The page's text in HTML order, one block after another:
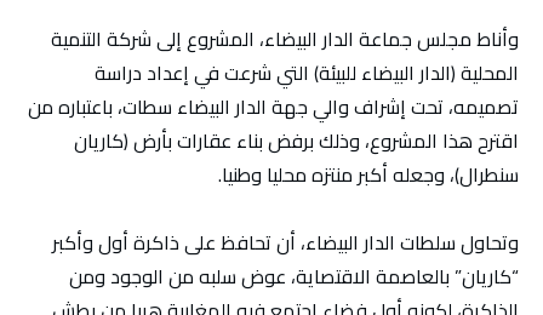
وأناط مجلس جماعة الدار البيضاء، المشروع إلى شركة التنمية
المحلية (الدار البيضاء للبيئة) التي شرعت في إعداد دراسة
تصميمه، تحت إشراف والي جهة الدار البيضاء سطات، باعتباره من
اقترح هذا المشروع، وذلك برفض بناء عقارات بأرض (كاريان
سنطرال)، وجعله أكبر منتزه محليا وطنيا.
وتحاول سلطات الدار البيضاء، أن تحافظ على ذاكرة أول وأكبر
“كاريان” بالعاصمة الاقتصاية، عوض سلبه من الوجود ومن